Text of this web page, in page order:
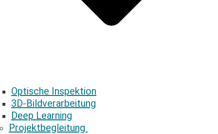
Optische Inspektion
3D-Bildverarbeitung
Deep Learning
Projektbegleitung